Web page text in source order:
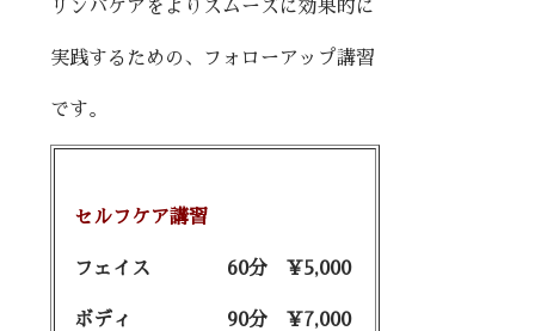
リンパケアをよりスムーズに効果的に
実践するための、フォローアップ講習
です。
セルフケア講習
フェイス 60分 ¥5,000
ボディ 90分 ¥7,000